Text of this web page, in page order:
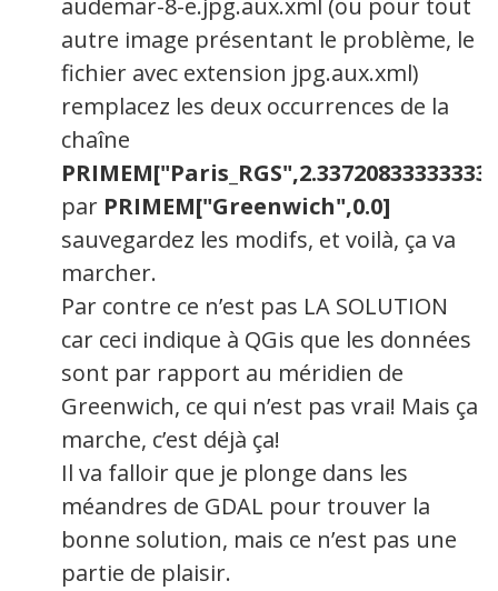
audemar-8-e.jpg.aux.xml (ou pour tout
autre image présentant le problème, le
fichier avec extension jpg.aux.xml)
remplacez les deux occurrences de la
chaîne
par PRIMEM["Greenwich",0.0]
sauvegardez les modifs, et voilà, ça va
marcher.
Par contre ce n’est pas LA SOLUTION
car ceci indique à QGis que les données
sont par rapport au méridien de
Greenwich, ce qui n’est pas vrai! Mais ça
marche, c’est déjà ça!
Il va falloir que je plonge dans les
méandres de GDAL pour trouver la
bonne solution, mais ce n’est pas une
partie de plaisir.